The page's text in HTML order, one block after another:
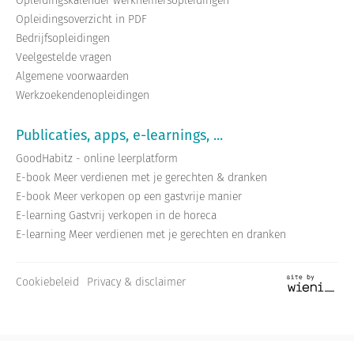
Opleidingsoverzicht in PDF
Bedrijfsopleidingen
Veelgestelde vragen
Algemene voorwaarden
Werkzoekendenopleidingen
Publicaties, apps, e-learnings, ...
GoodHabitz - online leerplatform
E-book Meer verdienen met je gerechten & dranken
E-book Meer verkopen op een gastvrije manier
E-learning Gastvrij verkopen in de horeca
E-learning Meer verdienen met je gerechten en dranken
Cookiebeleid Privacy & disclaimer
Site
by